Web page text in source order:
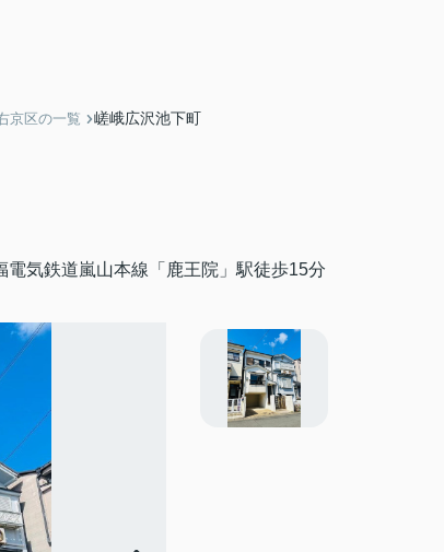
京区の一覧 嵯峨広沢池下町
電気鉄道嵐山本線「鹿王院」駅徒歩15分